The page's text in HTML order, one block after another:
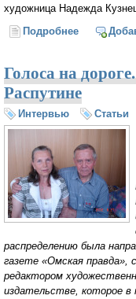
художница Надежда
Подробнее о «Через
Голоса на
Распутине
Интервью Статьи
распределению была
газете «Омская правда»,
редактором
издательстве, которое в